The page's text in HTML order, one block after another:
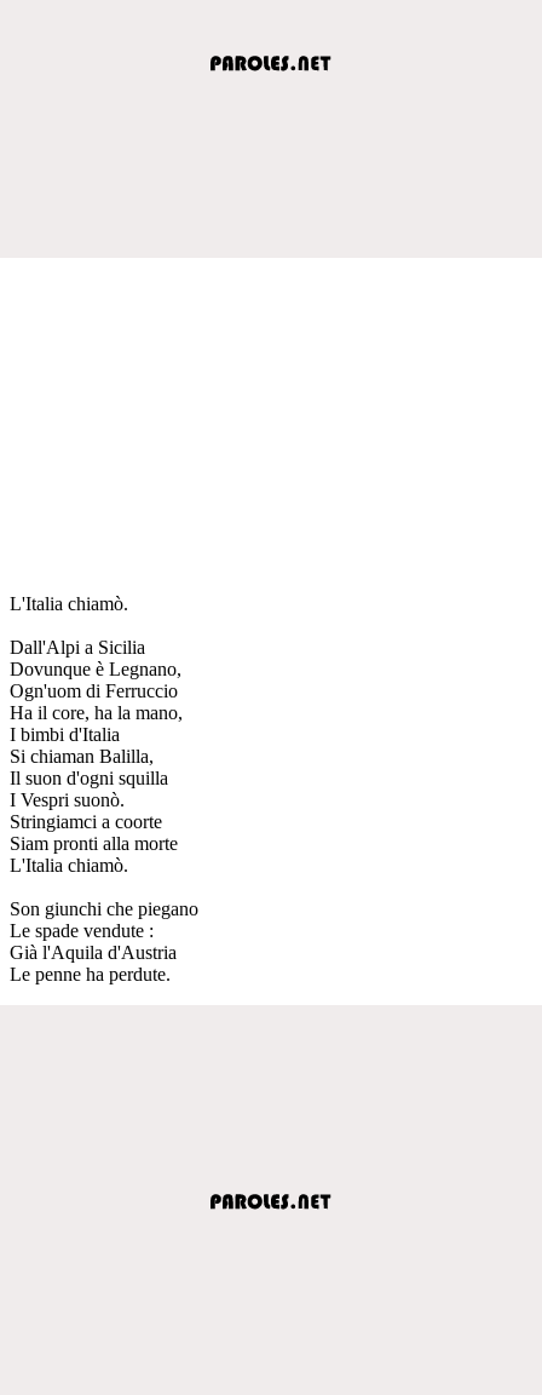
L'Italia chiamò.
Dall'Alpi a Sicilia
Dovunque è Legnano,
Ogn'uom di Ferruccio
Ha il core, ha la mano,
I bimbi d'Italia
Si chiaman Balilla,
Il suon d'ogni squilla
I Vespri suonò.
Stringiamci a coorte
Siam pronti alla morte
L'Italia chiamò.
Son giunchi che piegano
Le spade vendute :
Già l'Aquila d'Austria
Le penne ha perdute.